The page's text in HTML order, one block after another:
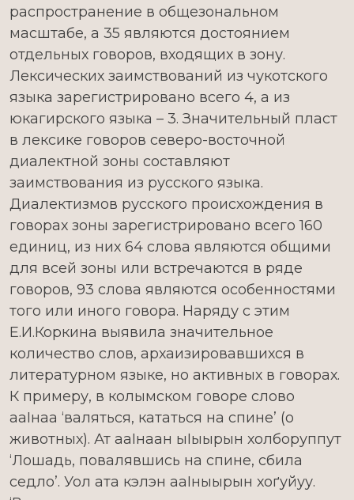
распространение в общезональном
масштабе, а 35 являются достоянием
отдельных говоров, входящих в зону.
Лексических заимствований из чукотского
языка зарегистрировано всего 4, а из
юкагирского языка – 3. Значительный пласт
в лексике говоров северо-восточной
диалектной зоны составляют
заимствования из русского языка.
Диалектизмов русского происхождения в
говорах зоны зарегистрировано всего 160
единиц, из них 64 слова являются общими
для всей зоны или встречаются в ряде
говоров, 93 слова являются особенностями
того или иного говора. Наряду с этим
Е.И.Коркина выявила значительное
количество слов, архаизировавшихся в
литературном языке, но активных в говорах.
К примеру, в колымском говоре слово
ааІнаа ‘валяться, кататься на спине’ (о
животных). Ат ааІнаан ыІыырын холборуппут
‘Лошадь, повалявшись на спине, сбила
седло’. Уол ата кэлэн ааІныырын хоґуйуу.